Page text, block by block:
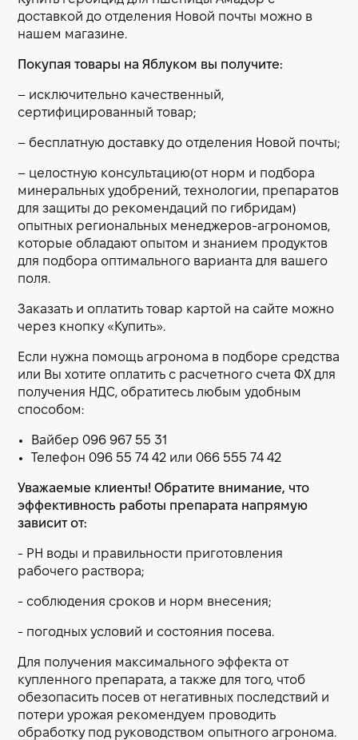
доставкой до отделения Новой почты можно в
нашем магазине.
Покупая товары на Яблуком вы получите:
– исключительно качественный,
сертифицированный товар;
– бесплатную доставку до отделения Новой почты;
– целостную консультацию(от норм и подбора
минеральных удобрений, технологии, препаратов
для защиты до рекомендаций по гибридам)
опытных региональных менеджеров-агрономов,
которые обладают опытом и знанием продуктов
для подбора оптимального варианта для вашего
поля.
Заказать и оплатить товар картой на сайте можно
через кнопку «Купить».
Если нужна помощь агронома в подборе средства
или Вы хотите оплатить с расчетного счета ФХ для
получения НДС, обратитесь любым удобным
способом:
Вайбер 096 967 55 31
Телефон 096 55 74 42 или 066 555 74 42
Уважаемые клиенты! Обратите внимание, что
эффективность работы препарата напрямую
зависит от:
- РН воды и правильности приготовления
рабочего раствора;
- соблюдения сроков и норм внесения;
- погодных условий и состояния посева.
Для получения максимального эффекта от
купленного препарата, а также для того, чтоб
обезопасить посев от негативных последствий и
потери урожая рекомендуем проводить
обработку под руководством опытного агронома.